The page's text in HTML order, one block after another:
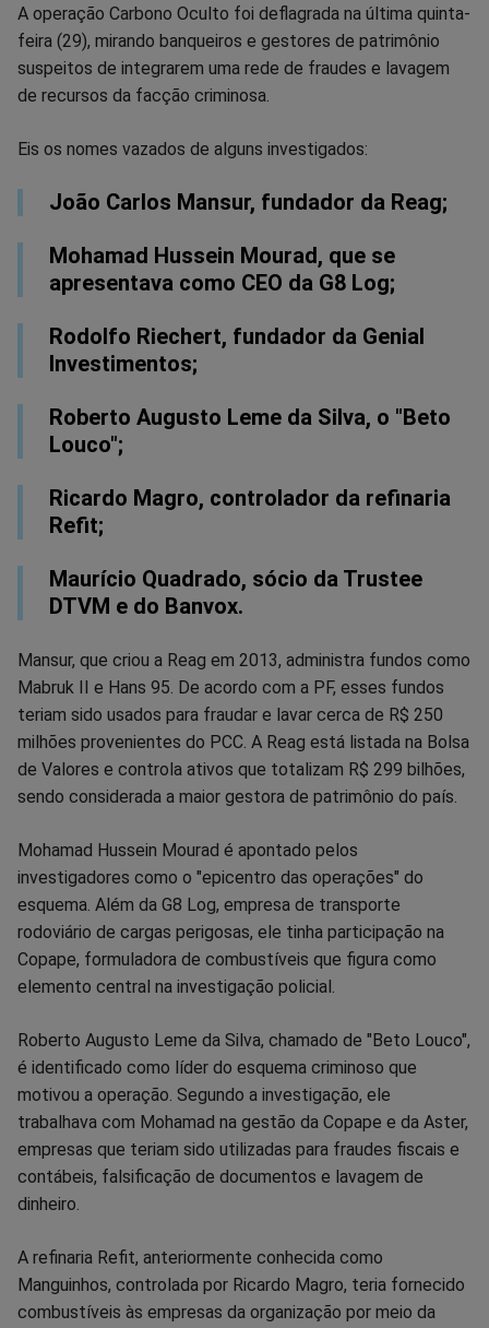
FacebookWhatsappTwitter MessengerTelegramGettr
A operação Carbono Oculto foi deflagrada na última quinta-
feira (29), mirando banqueiros e gestores de patrimônio
suspeitos de integrarem uma rede de fraudes e lavagem
de recursos da facção criminosa.
Eis os nomes vazados de alguns investigados:
João Carlos Mansur, fundador da Reag;
Mohamad Hussein Mourad, que se
apresentava como CEO da G8 Log;
Rodolfo Riechert, fundador da Genial
Investimentos;
Roberto Augusto Leme da Silva, o "Beto
Louco";
Ricardo Magro, controlador da refinaria
Refit;
Maurício Quadrado, sócio da Trustee
DTVM e do Banvox.
Mansur, que criou a Reag em 2013, administra fundos como
Mabruk II e Hans 95. De acordo com a PF, esses fundos
teriam sido usados para fraudar e lavar cerca de R$ 250
milhões provenientes do PCC. A Reag está listada na Bolsa
de Valores e controla ativos que totalizam R$ 299 bilhões,
sendo considerada a maior gestora de patrimônio do país.
Mohamad Hussein Mourad é apontado pelos
investigadores como o "epicentro das operações" do
esquema. Além da G8 Log, empresa de transporte
rodoviário de cargas perigosas, ele tinha participação na
Copape, formuladora de combustíveis que figura como
elemento central na investigação policial.
Roberto Augusto Leme da Silva, chamado de "Beto Louco",
é identificado como líder do esquema criminoso que
motivou a operação. Segundo a investigação, ele
trabalhava com Mohamad na gestão da Copape e da Aster,
empresas que teriam sido utilizadas para fraudes fiscais e
contábeis, falsificação de documentos e lavagem de
dinheiro.
A refinaria Refit, anteriormente conhecida como
Manguinhos, controlada por Ricardo Magro, teria fornecido
combustíveis às empresas da organização por meio da